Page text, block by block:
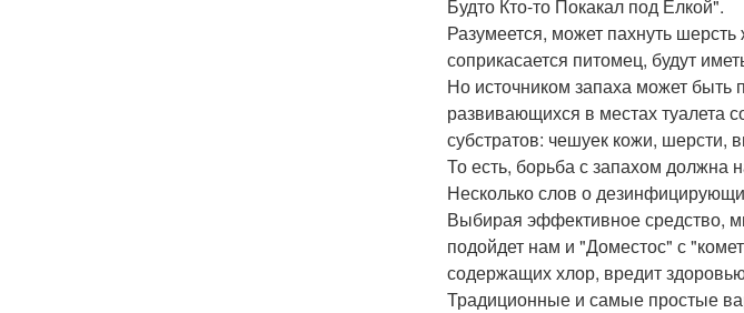
Будто Кто-то Покакал под Елкой".
Разумеется, может пахнуть
соприкасается питомец, будут
Но источником запаха может быть
развивающихся в местах туалета
субстратов: чешуек кожи,
То есть, борьба с запахом должна
Несколько слов о
Выбирая эффективное средство,
подойдет нам и "Доместос" с
содержащих хлор, вредит
Традиционные и самые простые